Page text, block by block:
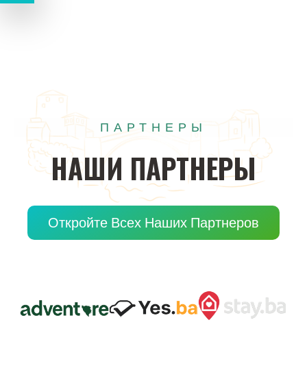
ПАРТНЕРЫ
НАШИ ПАРТНЕРЫ
Откройте Всех Наших Партнеров